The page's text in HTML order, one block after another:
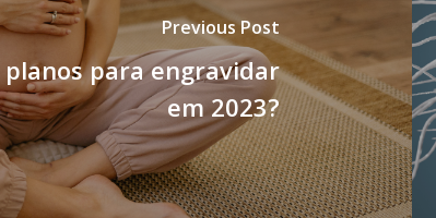
Previous Post
planos para engravidar
em 2023?